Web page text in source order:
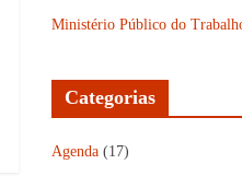
Ministério Público do
Categorias
Agenda (17)